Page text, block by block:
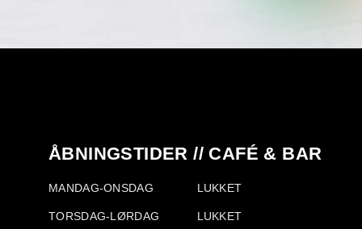
ÅBNINGSTIDER // CAFÉ & BAR
MANDAG-ONSDAG
TORSDAG-LØRDAG
LUKKET
LUKKET